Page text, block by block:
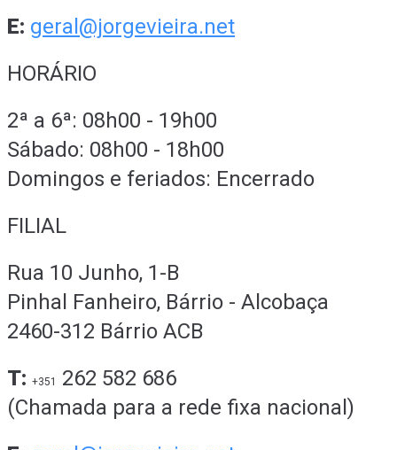
E: geral@jorgevieira.net
HORÁRIO
2ª a 6ª: 08h00 - 19h00
Sábado: 08h00 - 18h00
Domingos e feriados: Encerrado
FILIAL
Rua 10 Junho, 1-B
Pinhal Fanheiro, Bárrio - Alcobaça
2460-312 Bárrio ACB
T: +351
262 582 686
(Chamada para a rede fixa nacional)